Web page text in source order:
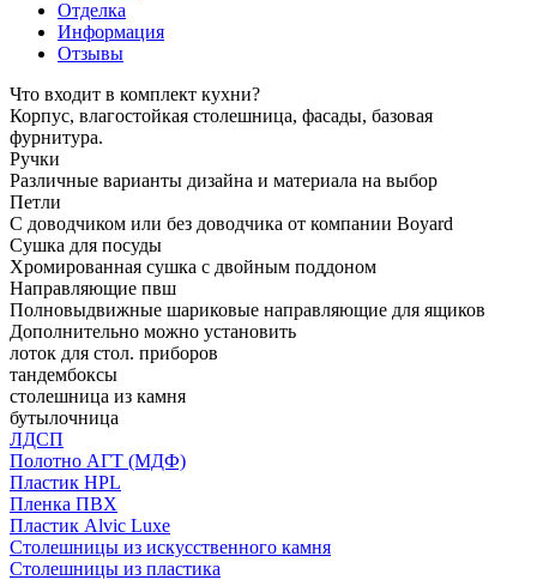
Отделка
Информация
Отзывы
Что входит в комплект кухни?
Корпус, влагостойкая столешница, фасады, базовая
фурнитура.
Ручки
Различные варианты дизайна и материала на выбор
Петли
С доводчиком или без доводчика от компании Boyard
Сушка для посуды
Хромированная сушка с двойным поддоном
Направляющие пвш
Полновыдвижные шариковые направляющие для ящиков
Дополнительно можно установить
лоток для стол. приборов
тандембоксы
столешница из камня
бутылочница
ЛДСП
Полотно АГТ (МДФ)
Пластик HPL
Пленка ПВХ
Пластик Alvic Luxe
Столешницы из искусственного камня
Столешницы из пластика